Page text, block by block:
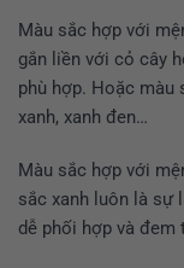
Màu sắc hợp với
gắn liền với cỏ cây
phù hợp. Hoặc màu
xanh, xanh đen…
Màu sắc hợp với
sắc xanh luôn là sự
dễ phối hợp và